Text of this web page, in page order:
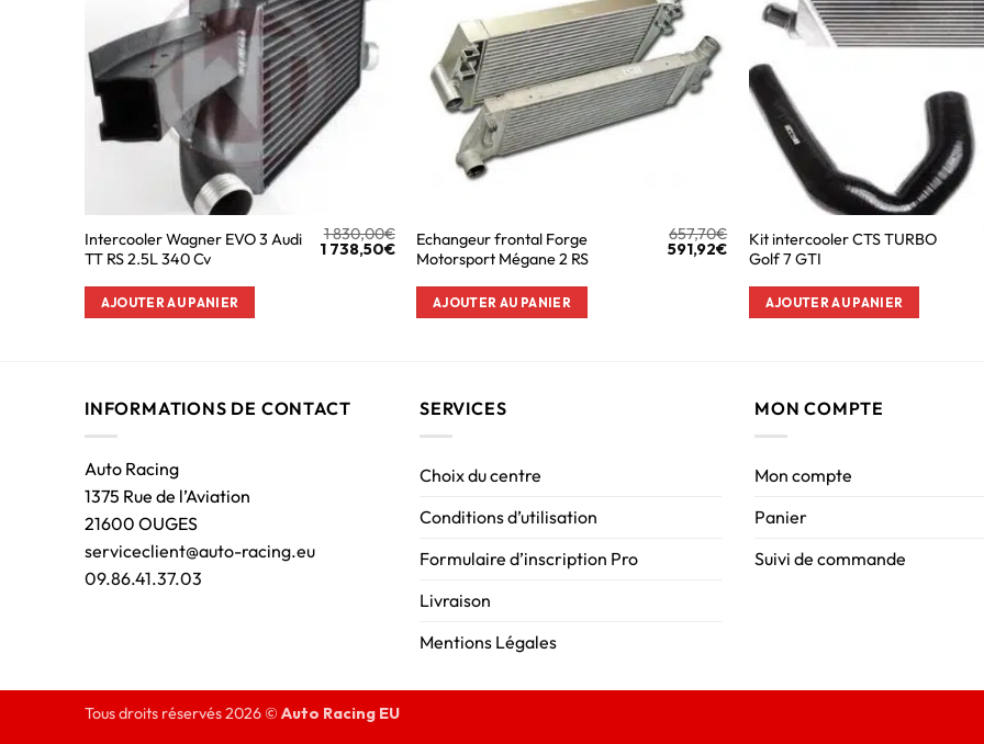
Intercooler Wagner EVO 3 Audi
TT RS 2.5L 340 Cv
1 830,00€
1 738,50€
AJOUTER AU PANIER
Echangeur frontal Forge
Motorsport Mégane 2 RS
657,70€
591,92€
AJOUTER AU PANIER
Kit intercooler CTS TURBO
Golf 7 GTI
AJOUTER AU PANIER
INFORMATIONS DE CONTACT
Auto Racing
1375 Rue de l’Aviation
21600 OUGES
serviceclient@auto-racing.eu
09.86.41.37.03
SERVICES
Choix du centre
Conditions d’utilisation
Formulaire d’inscription Pro
Livraison
Mentions Légales
MON COMPTE
Mon compte
Panier
Suivi de commande
Tous droits réservés 2026 © Auto Racing EU